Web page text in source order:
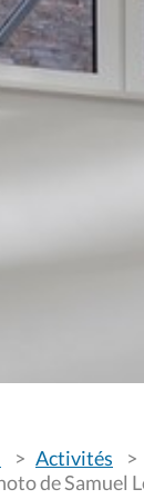
Activités
de Samuel